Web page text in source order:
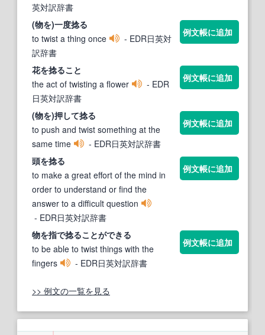
英対訳辞書
(物を)一度捻る
to twist a thing once
- EDR日英対
訳辞書
例文帳に追加
花を捻ること
the act of twisting a flower
- EDR
日英対訳辞書
例文帳に追加
(物を)押して捻る
to push and twist something at the
same time
- EDR日英対訳辞書
例文帳に追加
頭を捻る
to make a great effort of the mind in
order to understand or find the
answer to a difficult question
- EDR日英対訳辞書
例文帳に追加
物を指で捻ることができる
to be able to twist things with the
fingers
- EDR日英対訳辞書
例文帳に追加
>> 例文の一覧を見る